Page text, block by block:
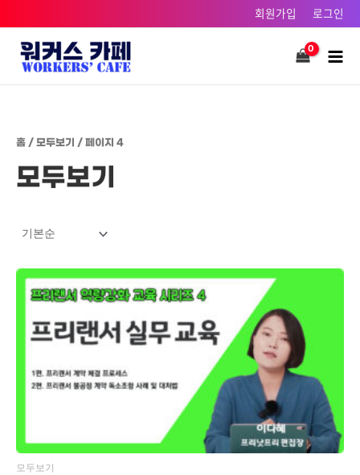
건너뛰기
회원가입 로그인
홈 / 모두보기 / 페이지 4
모두보기
모두보기